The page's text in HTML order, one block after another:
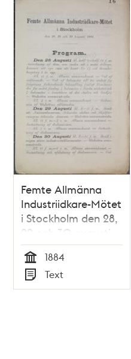
Femte Allmänna
Industriidkare-Mötet
i Stockholm den 28,
29 och 30 augusti
1881. Program.
Tid
1884
Typ
Text